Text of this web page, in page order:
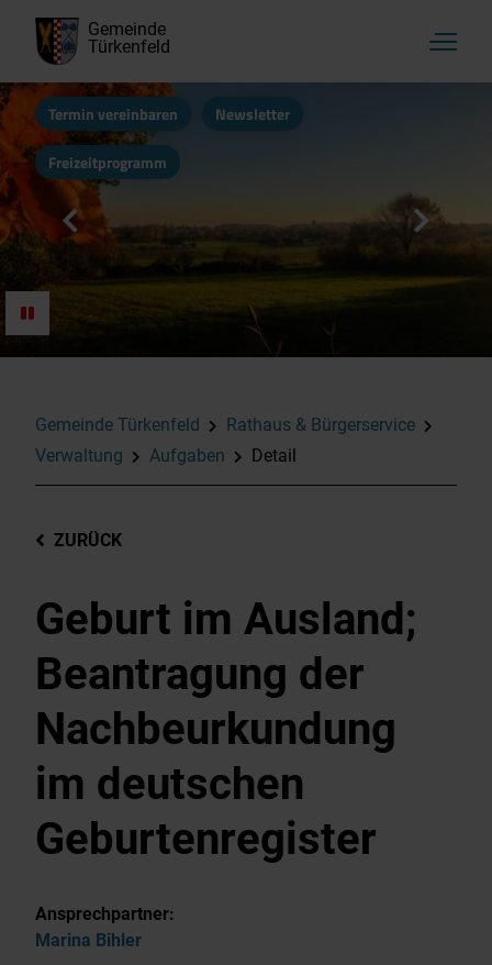
Gemeinde
Türkenfeld
Termin vereinbaren Newsletter
Freizeitprogramm
Gemeinde Türkenfeld
Rathaus & Bürgerservice
Verwaltung
Aufgaben Detail
ZURÜCK
Geburt im Ausland;
Beantragung der
Nachbeurkundung
im deutschen
Geburtenregister
Ansprechpartner:
Marina Bihler